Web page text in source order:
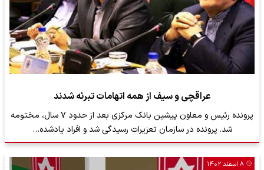
عراقچی و سیف از همه اتهامات تبرئه شدند
پرونده رئیس و معاون پیشین بانک مرکزی بعد از حدود ۷ سال، مختومه
شد. پرونده در سازمان تعزیرات رسیدگی شد و افراد یادشده…
۸ اسفند ۱۴۰۲